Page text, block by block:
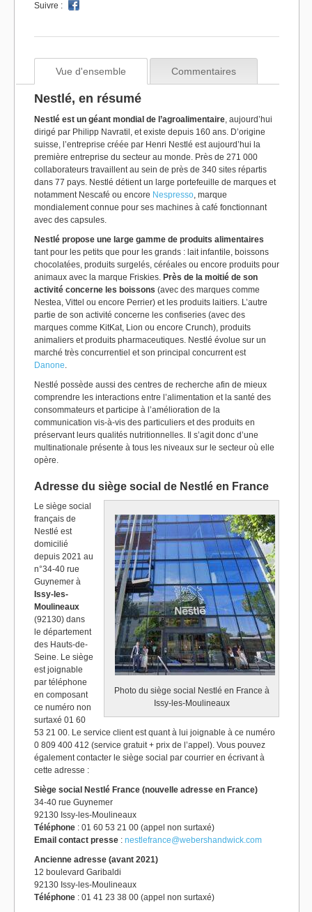
Suivre :
Vue d'ensemble Commentaires
Nestlé, en résumé
Nestlé est un géant mondial de l’agroalimentaire, aujourd’hui
dirigé par Philipp Navratil, et existe depuis 160 ans. D’origine
suisse, l’entreprise créée par Henri Nestlé est aujourd’hui la
première entreprise du secteur au monde. Près de 271 000
collaborateurs travaillent au sein de près de 340 sites répartis
dans 77 pays. Nestlé détient un large portefeuille de marques et
notamment Nescafé ou encore Nespresso, marque
mondialement connue pour ses machines à café fonctionnant
avec des capsules.
Nestlé propose une large gamme de produits alimentaires
tant pour les petits que pour les grands : lait infantile, boissons
chocolatées, produits surgelés, céréales ou encore produits pour
animaux avec la marque Friskies. Près de la moitié de son
activité concerne les boissons (avec des marques comme
Nestea, Vittel ou encore Perrier) et les produits laitiers. L’autre
partie de son activité concerne les confiseries (avec des
marques comme KitKat, Lion ou encore Crunch), produits
animaliers et produits pharmaceutiques. Nestlé évolue sur un
marché très concurrentiel et son principal concurrent est
Danone.
Nestlé possède aussi des centres de recherche afin de mieux
comprendre les interactions entre l’alimentation et la santé des
consommateurs et participe à l’amélioration de la
communication vis-à-vis des particuliers et des produits en
préservant leurs qualités nutritionnelles. Il s’agit donc d’une
multinationale présente à tous les niveaux sur le secteur où elle
opère.
Adresse du siège social de Nestlé en France
Photo du siège social Nestlé en France à
Issy-les-Moulineaux
Le siège social
français de
Nestlé est
domicilié
depuis 2021 au
n°34-40 rue
Guynemer à
Issy-les-
Moulineaux
(92130) dans
le département
des Hauts-de-
Seine. Le siège
est joignable
par téléphone
en composant
ce numéro non
surtaxé 01 60
53 21 00. Le service client est quant à lui joignable à ce numéro
0 809 400 412 (service gratuit + prix de l’appel). Vous pouvez
également contacter le siège social par courrier en écrivant à
cette adresse :
Siège social Nestlé France (nouvelle adresse en France)
34-40 rue Guynemer
92130 Issy-les-Moulineaux
Téléphone : 01 60 53 21 00 (appel non surtaxé)
Email contact presse : nestlefrance@webershandwick.com
Ancienne adresse (avant 2021)
12 boulevard Garibaldi
92130 Issy-les-Moulineaux
Téléphone : 01 41 23 38 00 (appel non surtaxé)